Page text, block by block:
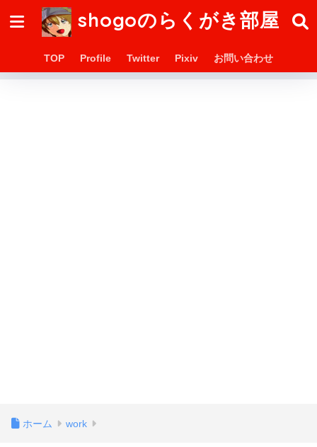
shogoのらくがき部屋
TOP Profile Twitter Pixiv お問い合わせ
ホーム work